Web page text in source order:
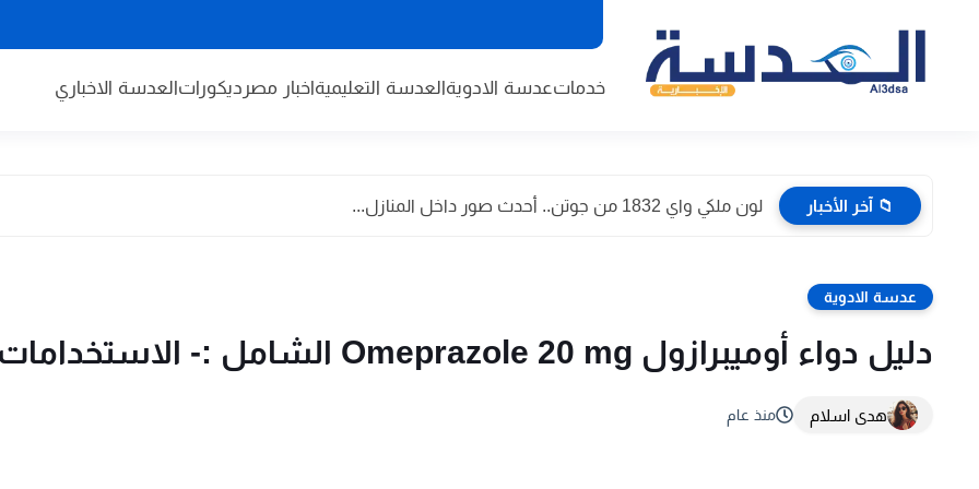
خدماتعدسة الادويةالعدسة التعليميةاخبار مصر ديكوراتالعدسة الاخباري
📁 آخر الأخبار لون ملكي واي 1832 من جوتن.. أحدث صور داخل المنازل...
عدسة الادوية
دليل دواء أوميبرازول Omeprazole 20 mg الشامل :- الاستخدامات والأسعار 2026
هدى اسلام منذ عام